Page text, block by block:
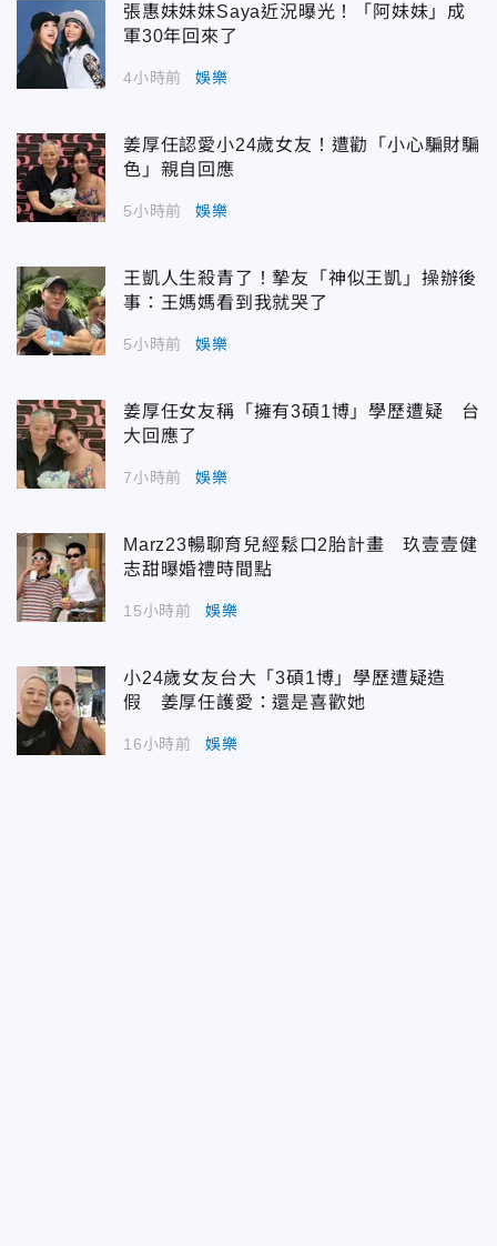
張惠妹妹妹Saya近況曝光！「阿妹妹」成
軍30年回來了
4小時前 娛樂
姜厚任認愛小24歲女友！遭勸「小心騙財騙
色」親自回應
5小時前 娛樂
王凱人生殺青了！摯友「神似王凱」操辦後
事：王媽媽看到我就哭了
5小時前 娛樂
姜厚任女友稱「擁有3碩1博」學歷遭疑 台
大回應了
7小時前 娛樂
Marz23暢聊育兒經鬆口2胎計畫 玖壹壹健
志甜曝婚禮時間點
15小時前 娛樂
小24歲女友台大「3碩1博」學歷遭疑造
假 姜厚任護愛：還是喜歡她
16小時前 娛樂